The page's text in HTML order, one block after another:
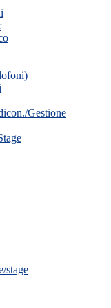
Gestione
stage